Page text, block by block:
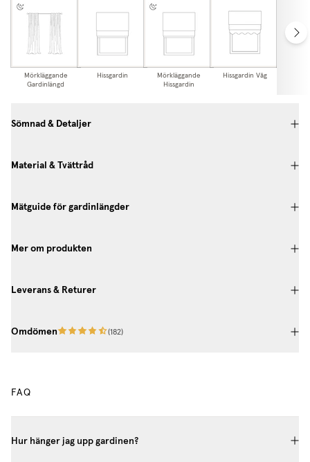
Mörkläggande
Gardinlängd
Hissgardin
Mörkläggande
Hissgardin
Hissgardin Våg
Sömnad & Detaljer
Material & Tvättråd
Mätguide för gardinlängder
Mer om produkten
Leverans & Returer
Omdömen (182)
FAQ
Hur hänger jag upp gardinen?